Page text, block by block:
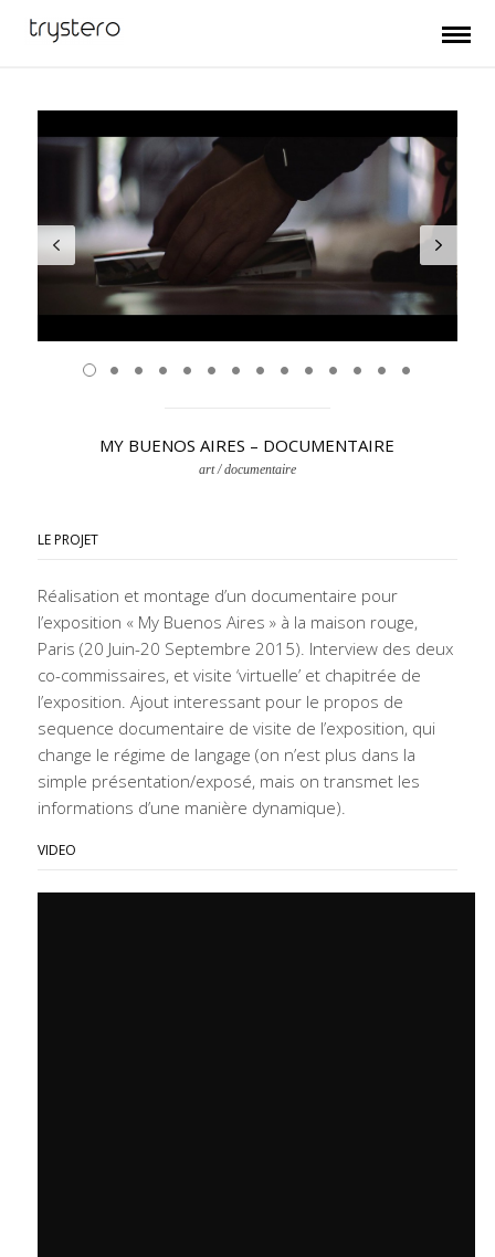
MY BUENOS AIRES – DOCUMENTAIRE
art / documentaire
LE PROJET
Réalisation et montage d’un documentaire pour
l’exposition « My Buenos Aires » à la maison rouge,
Paris (20 Juin-20 Septembre 2015). Interview des deux
co-commissaires, et visite ‘virtuelle’ et chapitrée de
l’exposition. Ajout interessant pour le propos de
sequence documentaire de visite de l’exposition, qui
change le régime de langage (on n’est plus dans la
simple présentation/exposé, mais on transmet les
informations d’une manière dynamique).
VIDEO